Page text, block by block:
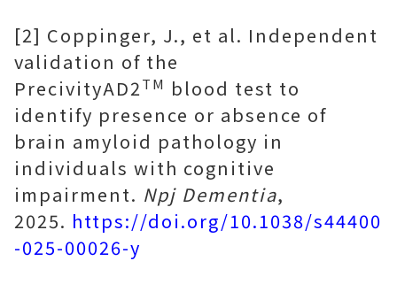
[2] Coppinger, J., et al. Independent
validation of the
PrecivityAD2TM blood test to
identify presence or absence of
brain amyloid pathology in
individuals with cognitive
impairment. Npj Dementia,
2025. https://doi.org/10.1038/s44400
-025-00026-y